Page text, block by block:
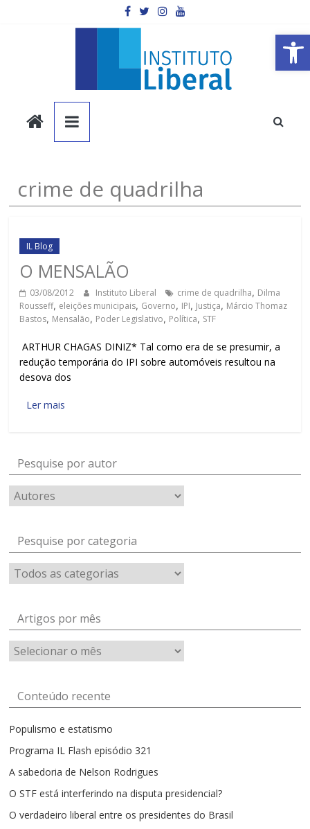
Barra de Ferramentas Aberta
Instituto
Liberal
é
mais
importante
da
sociedade.
crime de quadrilha
IL Blog
O MENSALÃO
03/08/2012 Instituto Liberal crime de quadrilha, Dilma
Rousseff, eleições municipais, Governo, IPI, Justiça, Márcio Thomaz
Bastos, Mensalão, Poder Legislativo, Política, STF
ARTHUR CHAGAS DINIZ* Tal como era de se presumir, a
redução temporária do IPI sobre automóveis resultou na
desova dos
Ler mais
Pesquise por autor
Pesquise por categoria
Artigos por mês
Artigos
por
Conteúdo recente
Populismo e estatismo
Programa IL Flash episódio 321
A sabedoria de Nelson Rodrigues
O STF está interferindo na disputa presidencial?
O verdadeiro liberal entre os presidentes do Brasil